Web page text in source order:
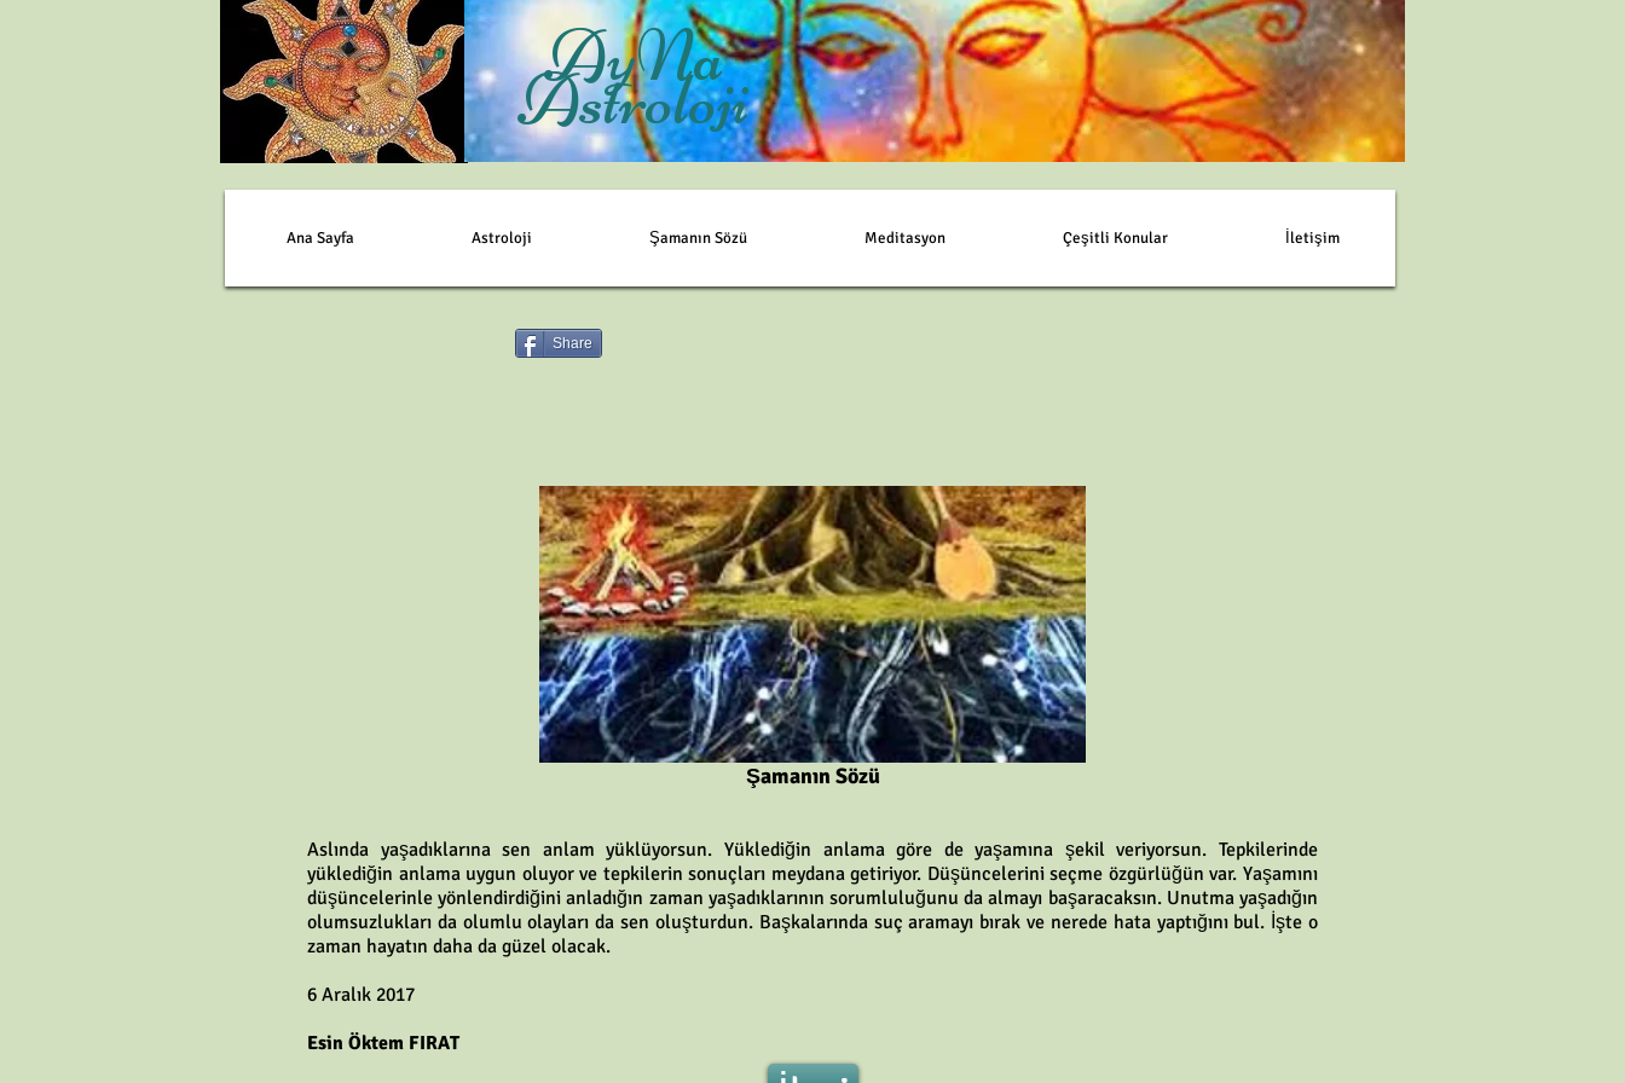
AyNa
Astroloji
Şamanın Sözü
Aslında yaşadıklarına sen anlam yüklüyorsun. Yüklediğin anlama göre de yaşamına şekil veriyorsun. Tepkilerinde
yüklediğin anlama uygun oluyor ve tepkilerin sonuçları meydana getiriyor. Düşüncelerini seçme özgürlüğün var. Yaşamını
düşüncelerinle yönlendirdiğini anladığın zaman yaşadıklarının sorumluluğunu da almayı başaracaksın. Unutma yaşadığın
olumsuzlukları da olumlu olayları da sen oluşturdun. Başkalarında suç aramayı bırak ve nerede hata yaptığını bul. İşte o
zaman hayatın daha da güzel olacak.
6 Aralık 2017
Esin Öktem FIRAT
Share
Ana Sayfa Astroloji Şamanın Sözü Meditasyon Çeşitli Konular İletişim